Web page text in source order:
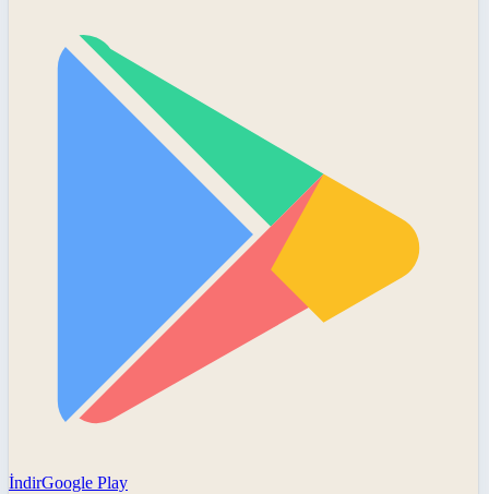
İndirGoogle Play